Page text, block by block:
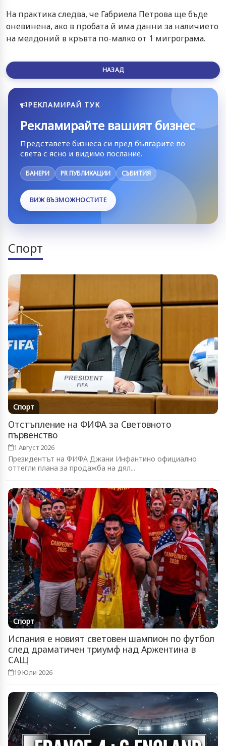
На практика следва, че Габриела Петрова ще бъде
оневинена, ако в пробата й има данни за наличието
на мелдоний в кръвта по-малко от 1 мигрограма.
НАЗАД
РЕКЛАМИРАЙ ТУК
Рекламирайте вашият бизнес
Представете бизнеса си пред българите по
света с ясно и видимо послание.
БАНЕРИ PR ПУБЛИКАЦИИ СЪБИТИЯ
ВИЖ ВЪЗМОЖНОСТИТЕ
Спорт
Спорт
Отстъпление на ФИФА за Световното
първенство
1 Август 2026
Президентът на ФИФА Джани Инфантино официално
оттегли плана за продажба на дял...
Спорт
Испания е новият световен шампион по футбол
след драматичен триумф над Аржентина в
САЩ
19 Юли 2026